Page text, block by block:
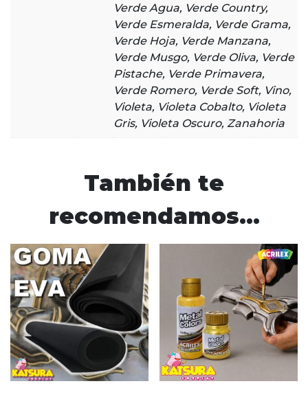
Verde Agua, Verde Country,
Verde Esmeralda, Verde Grama,
Verde Hoja, Verde Manzana,
Verde Musgo, Verde Oliva, Verde
Pistache, Verde Primavera,
Verde Romero, Verde Soft, Vino,
Violeta, Violeta Cobalto, Violeta
Gris, Violeta Oscuro, Zanahoria
También te
recomendamos…